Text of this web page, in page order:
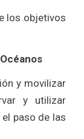
los objetivos
y movilizar
y utilizar
paso de las